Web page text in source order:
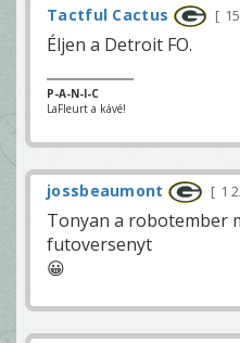
Tactful Cactus
Éljen a Detroit FO.
P-A-N-I-C
LaFleurt a kávé!
jossbeaumont 1
Tonyan a robotember
futoversenyt
😀